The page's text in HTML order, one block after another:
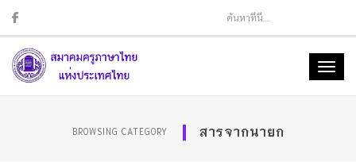
BROWSING CATEGORY สารจากนายก